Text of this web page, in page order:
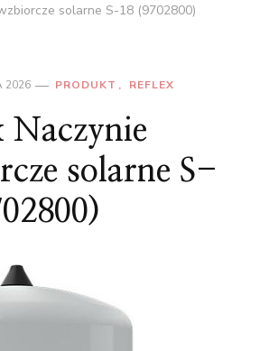
solarne S-18 (9702800)
2026 PRODUKT REFLEX
Naczynie
solarne S-